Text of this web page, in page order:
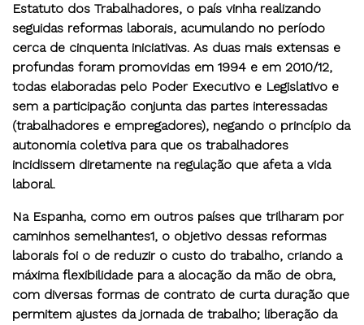
Estatuto dos Trabalhadores, o país vinha realizando
seguidas reformas laborais, acumulando no período
cerca de cinquenta iniciativas. As duas mais extensas e
profundas foram promovidas em 1994 e em 2010/12,
todas elaboradas pelo Poder Executivo e Legislativo e
sem a participação conjunta das partes interessadas
(trabalhadores e empregadores), negando o princípio da
autonomia coletiva para que os trabalhadores
incidissem diretamente na regulação que afeta a vida
laboral.
Na Espanha, como em outros países que trilharam por
caminhos semelhantes1, o objetivo dessas reformas
laborais foi o de reduzir o custo do trabalho, criando a
máxima flexibilidade para a alocação da mão de obra,
com diversas formas de contrato de curta duração que
permitem ajustes da jornada de trabalho; liberação da